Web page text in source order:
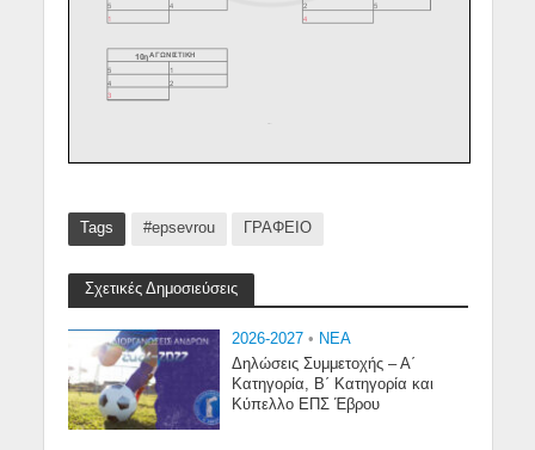
Tags #epsevrou ΓΡΑΦΕΙΟ
Σχετικές Δημοσιεύσεις
2026-2027 • NEA
Δηλώσεις Συμμετοχής – Α΄
Κατηγορία, Β΄ Κατηγορία και
Κύπελλο ΕΠΣ Έβρου